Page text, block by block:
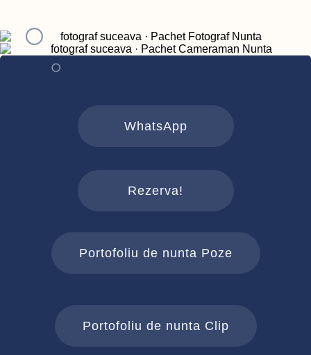
WhatsApp
Rezerva!
Portofoliu de nunta Poze
Portofoliu de nunta Clip